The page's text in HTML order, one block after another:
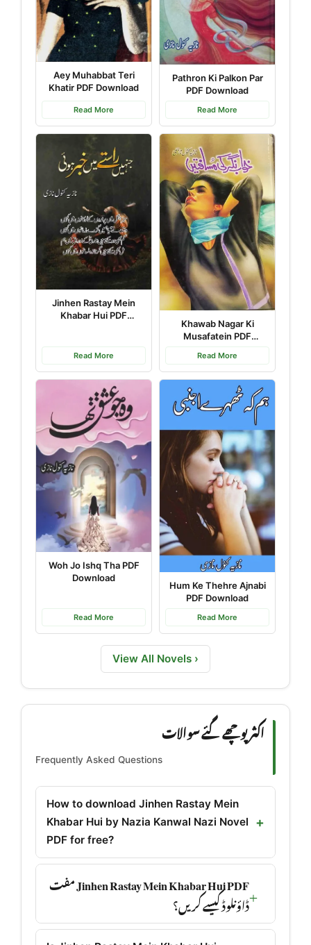
Aey Muhabbat Teri
Khatir PDF Download
Read More
Pathron Ki Palkon Par
PDF Download
Read More
Jinhen Rastay Mein
Khabar Hui PDF
Read More
Khawab Nagar Ki
Musafatein PDF
Read More
Woh Jo Ishq Tha PDF
Download
Read More
Hum Ke Thehre Ajnabi
PDF Download
Read More
View All Novels ›
اکثر پوچھے گئے سوالات
Frequently Asked Questions
How to download Jinhen Rastay Mein
Khabar Hui by Nazia Kanwal Nazi Novel
PDF for free?
Jinhen Rastay Mein Khabar Hui PDF مفت
ڈاؤنلوڈ کیسے کریں؟